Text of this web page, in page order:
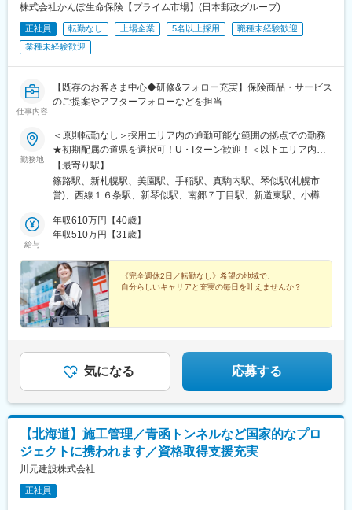
株式会社かんぽ生命保険【プライム市場】(日本郵政グループ)
正社員 転勤なし 上場企業 5名以上採用
職種未経験歓迎
業種未経験歓迎
仕事内容
【既存のお客さま中心◆研修&フォロー充実】保険商品・サービス
のご提案やアフターフォローなどを担当
勤務地
＜原則転勤なし＞採用エリア内の通勤可能な範囲の拠点での勤務
★初期配属の道県を選択可！U・Iターン歓迎！＜以下エリア内の
郵便局内に設置されたかんぽサービス部＞■北海道エリア：北海道
■東北エリア：青森県、岩手県、宮城県、秋田県、山形県、福島県
※基本的にスクーターまたはバイク、一部エリアは車で営業※配属
3カ月間、研修センター等での育成プログラムに参加 育児等の家
庭事情があり、参加が難しい場合はリモートプログラムとなりま
り）
【最寄り駅】
篠路駅、新札幌駅、美園駅、手稲駅、真駒内駅、琴似駅(札幌市
営)、西線１６条駅、新琴似駅、南郷７丁目駅、新道東駅、小樽
牧駅、東室蘭駅、新川町駅(北海道)、七飯駅、湯の川温泉駅、永山
駅、旭川駅、東旭川駅、北見駅、帯広駅、柏林台駅、釧路駅、中
青森駅、上盛岡駅、二戸駅、一ノ関駅、宮古駅、北上駅、水沢
駅、久慈駅、紫波中央駅、田茂山駅、五橋駅、石巻駅、内湾入口
駅、古川駅、白石駅(宮城県)、大河原駅(宮城県)、くりこま高原
駅、新田駅(宮城県)、本塩釜駅、岩沼駅、泉中央駅、卸町駅(宮城
県)、長町南駅、泉外旭川駅、能代駅、東大館駅、羽後本荘駅、湯
駅、村山駅(山形県)、新庄駅、寒河江駅、長井駅、白河駅、いわき
駅、七日町駅、喜多方駅、二本松駅、磐城石川駅、須賀川駅、原
ノ町駅、福島学院前駅、郡山富田駅、新さっぽろ駅、西線１４条
駅、松風町駅、湯の川駅、五所川原駅、盛駅、仙台駅(地下鉄)、長
町駅、ひばりが丘駅(北海道)、ロープウェイ入口駅、千歳町駅(北
海道)、函館アリーナ前駅、あおば通駅
給与
年収610万円【40歳】
年収510万円【31歳】
《完全週休2日／転勤なし》希望の地域で、
自分らしいキャリアと充実の毎日を叶えませんか？
気になる 応募する
【北海道】施工管理／青函トンネルなど国家的なプロ
ジェクトに携われます／資格取得支援充実
川元建設株式会社
正社員